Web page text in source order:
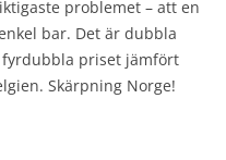
problemet – att en
bar. Det är dubbla
priset jämfört
Skärpning Norge!